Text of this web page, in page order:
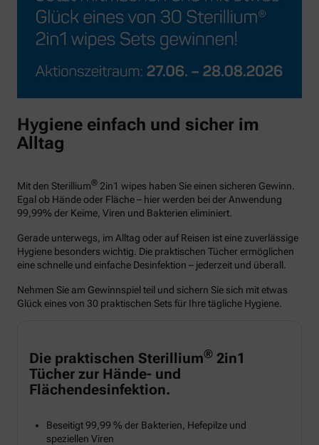
Hygiene einfach und sicher im
Alltag
Mit den Sterillium® 2in1 wipes haben Sie einen sicheren Gewinn.
Egal ob Hände oder Fläche – hier werden bei der Anwendung
99,99% der Keime, Viren und Bakterien eliminiert.
Gerade unterwegs, im Alltag oder auf Reisen ist eine zuverlässige
Hygiene besonders wichtig. Die praktischen Tücher ermöglichen
eine schnelle und einfache Desinfektion – jederzeit und überall.
Nehmen Sie am Gewinnspiel teil und sichern Sie sich mit etwas
Glück eines von 30 praktischen Sets für Ihre tägliche Hygiene.
Die praktischen Sterillium® 2in1
Tücher zur Hände- und
Flächendesinfektion.
Beseitigt 99,99 % der Bakterien, Hefepilze und
speziellen Viren